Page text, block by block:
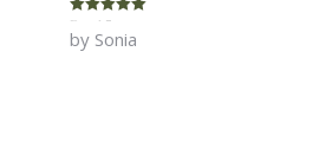
Rated 5
of 5
by Sonia